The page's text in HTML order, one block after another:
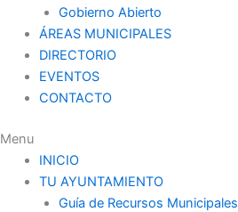
Gobierno Abierto
ÁREAS MUNICIPALES
DIRECTORIO
EVENTOS
CONTACTO
Menu
INICIO
TU AYUNTAMIENTO
Guía de Recursos Municipales